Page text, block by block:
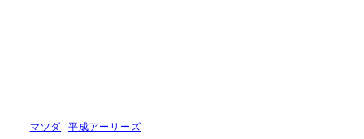
マツダ 平成アーリーズ